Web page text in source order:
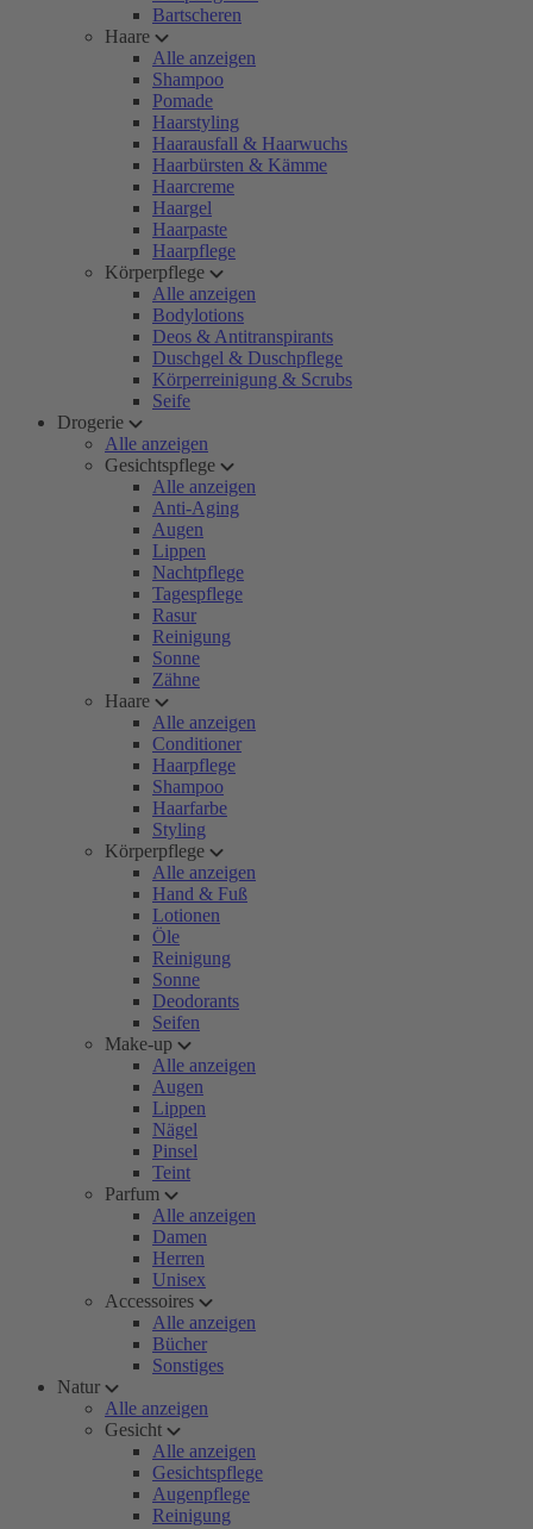
Bartscheren
Haare
Alle anzeigen
Shampoo
Pomade
Haarstyling
Haarausfall & Haarwuchs
Haarbürsten & Kämme
Haarcreme
Haargel
Haarpaste
Haarpflege
Körperpflege
Alle anzeigen
Bodylotions
Deos & Antitranspirants
Duschgel & Duschpflege
Körperreinigung & Scrubs
Seife
Drogerie
Alle anzeigen
Gesichtspflege
Alle anzeigen
Anti-Aging
Augen
Lippen
Nachtpflege
Tagespflege
Rasur
Reinigung
Sonne
Zähne
Haare
Alle anzeigen
Conditioner
Haarpflege
Shampoo
Haarfarbe
Styling
Körperpflege
Alle anzeigen
Hand & Fuß
Lotionen
Öle
Reinigung
Sonne
Deodorants
Seifen
Make-up
Alle anzeigen
Augen
Lippen
Nägel
Pinsel
Teint
Parfum
Alle anzeigen
Damen
Herren
Unisex
Accessoires
Alle anzeigen
Bücher
Sonstiges
Natur
Alle anzeigen
Gesicht
Alle anzeigen
Gesichtspflege
Augenpflege
Reinigung